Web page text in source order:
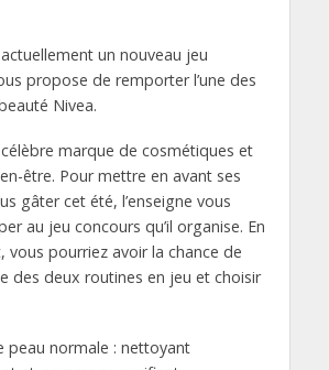
un nouveau jeu
propose de remporter l’une des
Nivea.
marque de cosmétiques et
être. Pour mettre en avant ses
gâter cet été, l’enseigne vous
au jeu concours qu’il organise. En
vous pourriez avoir la chance de
des deux routines en jeu et choisir
peau normale : nettoyant